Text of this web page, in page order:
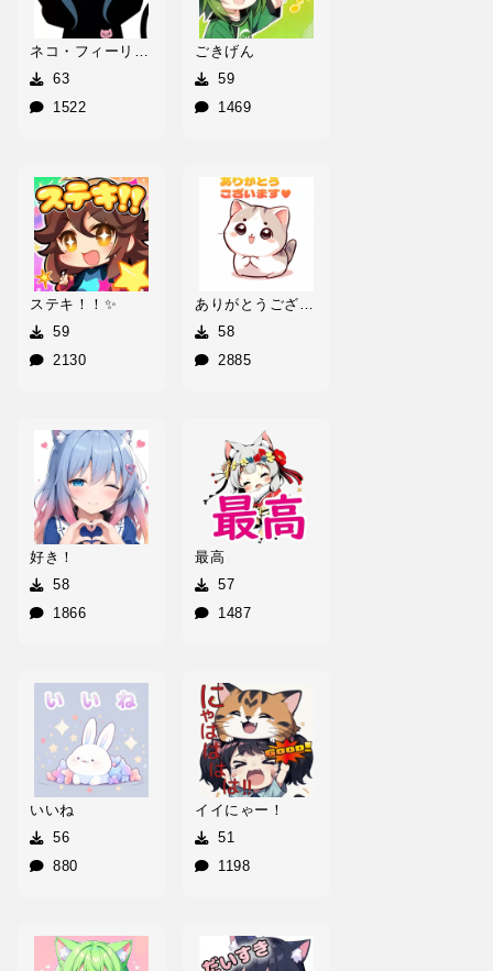
ネコ・フィーリング
63
1522
ごきげん
59
1469
ステキ！！✨
59
2130
ありがとうございます♥
58
2885
好き！
58
1866
最高
57
1487
いいね
56
880
イイにゃー！
51
1198